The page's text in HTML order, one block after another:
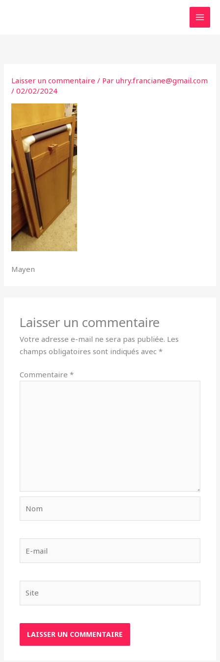
Laisser un commentaire / Paruhry.franciane@gmail.com
/02/02/2024
Mayen
Laisser un commentaire
Votre adresse e-mail ne sera pas publiée. Les
champs obligatoires sont indiqués avec*
Commentaire*
mail